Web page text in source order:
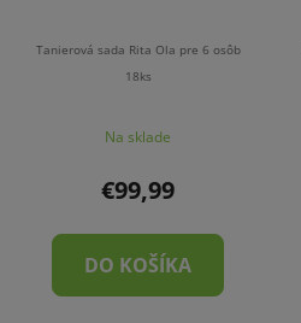
Tanierová sada Rita Ola pre 6 osôb
18ks
Na sklade
€99,99
DO KOŠÍKA